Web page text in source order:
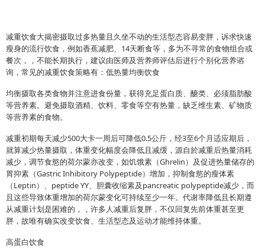
减重饮食大揭密摄取过多热量且久坐不动的生活型态容易变胖，诉求快速
瘦身的流行饮食，例如香蕉减肥、14天断食等，多为不寻常的食物组合或
餐次，，不能长期执行，建议由医师及营养师评估后进行个别化营养谘
询，常见的减重饮食策略有：低热量均衡饮食
均衡摄取各类食物并注意进食份量，获得充足蛋白质、醣类、必须脂肪酸
等营养素。避免摄取酒精、饮料、零食等空有热量，缺乏维生素、矿物质
等营养素的食物。
减重初期每天减少500大卡一周后可降低0.5公斤，经3至6个月适应期后，
就算减少热量摄取，体重变化幅度会降低且减缓，源自於减重后热量消耗
减少，调节食慾的荷尔蒙亦改变，如饥饿素（Ghrelin）及促进热量储存的
胃抑素（Gastric Inhibitory Polypeptide）增加，抑制食慾的瘦体素
（Leptin）、peptide YY、胆囊收缩素及pancreatic polypeptide减少，而
且这些导致体重增加的荷尔蒙变化可持续至少一年。代谢率降低且长期遵
从减重计划是困难的，，许多人减重后复胖，不仅回复先前体重甚至更
胖，故唯有确实改变饮食、生活型态及运动才能维持体重。
高蛋白饮食